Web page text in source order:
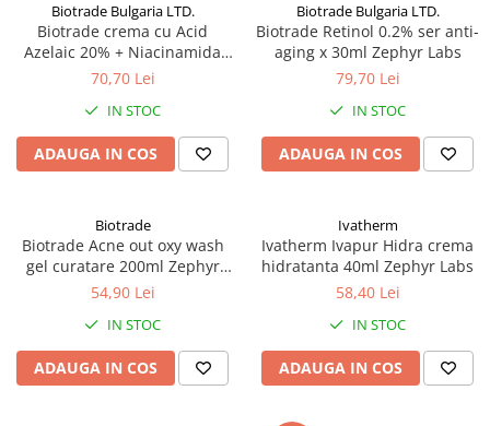
Teste de sarcina si ovulatie
Altele-Sanatatea cuplului
Suplimente alimentare
Vitamine si minerale
Afectiuni
Afectiuni respiratorii
Afectiuni digestive
Afectiuni osteo-articulare
Afectiuni oftalmologice
Afectiuni cardio-vasculare
Afectiuni urogenitale
Sanatatea mintii
Biotrade Bulgaria LTD.
Biotrade crema cu Acid
Azelaic 20% + Niacinamida
6%, 30 ml Zephyr Labs
70,70 Lei
IN STOC
ADAUGA IN COS
Biotrade Bulgaria LTD.
Biotrade Retinol 0.2% ser anti-
aging x 30ml Zephyr Labs
79,70 Lei
IN STOC
ADAUGA IN COS
Biotrade
Biotrade Acne out oxy wash
gel curatare 200ml Zephyr
Labs
54,90 Lei
IN STOC
ADAUGA IN COS
Ivatherm
Ivatherm Ivapur Hidra crema
hidratanta 40ml Zephyr Labs
58,40 Lei
IN STOC
ADAUGA IN COS